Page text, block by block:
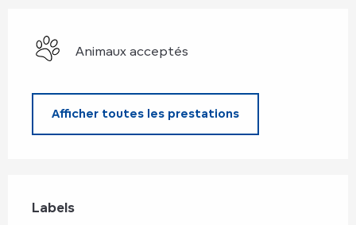
Animaux acceptés
Afficher toutes les prestations
Labels
Labels